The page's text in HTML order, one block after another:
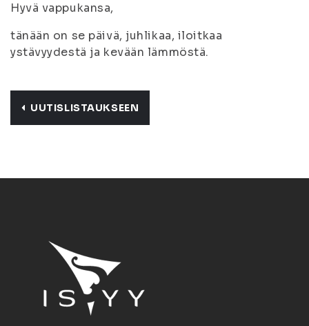
Hyvä vappukansa,
tänään on se päivä, juhlikaa, iloitkaa
ystävyydestä ja kevään lämmöstä.
UUTISLISTAUKSEEN